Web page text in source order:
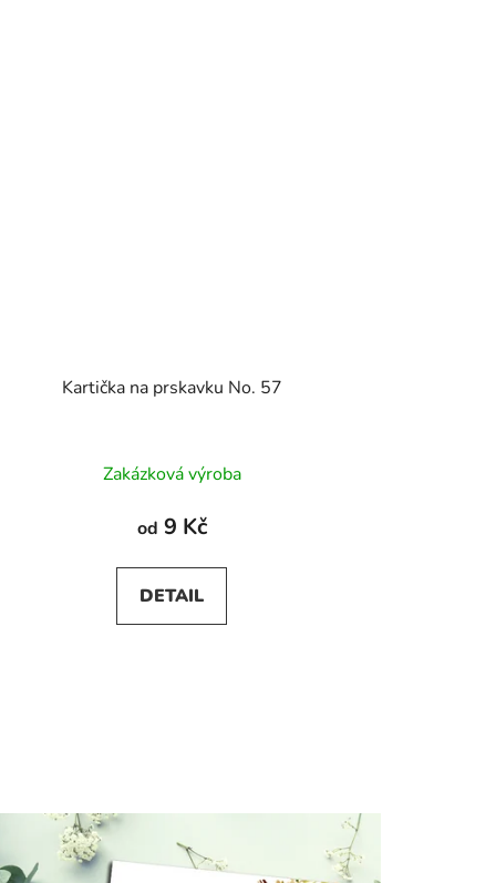
Kartička na prskavku No. 57
Zakázková výroba
od 9 Kč
DETAIL